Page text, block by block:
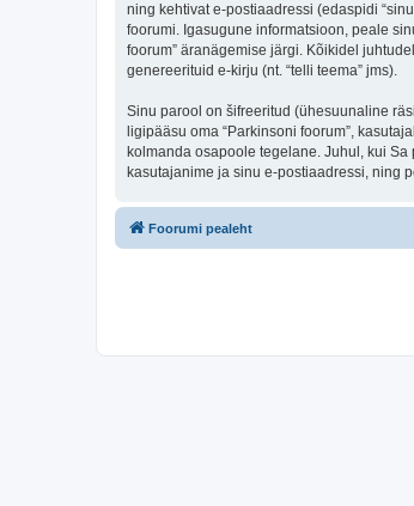
ning kehtivat e-postiaadressi (edaspidi
foorumi. Igasugune informatsioon, peale
foorum” äranägemise järgi. Kõikidel
genereerituid e-kirju (nt. “telli teema” jms).
Sinu parool on šifreeritud (ühesuunaline
ligipääsu oma “Parkinsoni foorum”,
kolmanda osapoole tegelane. Juhul, kui
kasutajanime ja sinu e-postiaadressi, ning
Foorumi pealeht